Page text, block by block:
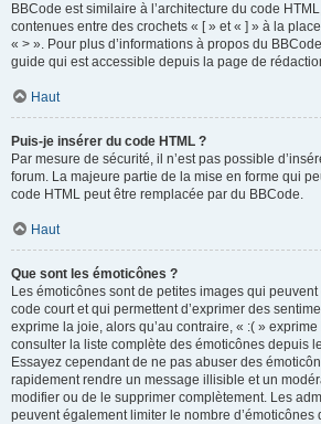
BBCode est similaire à l’architecture du code
contenues entre des crochets « [ » et « ] » à la
« > ». Pour plus d’informations à propos du
guide qui est accessible depuis la page de
Haut
Puis-je insérer du code HTML ?
Par mesure de sécurité, il n’est pas possible
forum. La majeure partie de la mise en forme qui
code HTML peut être remplacée par du BBCode.
Haut
Que sont les émoticônes ?
Les émoticônes sont de petites images qui
code court et qui permettent d’exprimer des
exprime la joie, alors qu’au contraire, « :( »
consulter la liste complète des émoticônes depuis
Essayez cependant de ne pas abuser des
rapidement rendre un message illisible et un
modifier ou de le supprimer complètement. Les
peuvent également limiter le nombre d’émoticônes